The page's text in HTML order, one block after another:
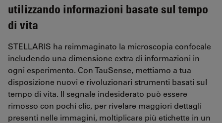
utilizzando informazioni basate sul tempo
di vita
STELLARIS ha reimmaginato la microscopia confocale
includendo una dimensione extra di informazioni in
ogni esperimento. Con TauSense, mettiamo a tua
disposizione nuovi e rivoluzionari strumenti basati sul
tempo di vita. Il segnale indesiderato può essere
rimosso con pochi clic, per rivelare maggiori dettagli
presenti nelle immagini, moltiplicare più etichette in un